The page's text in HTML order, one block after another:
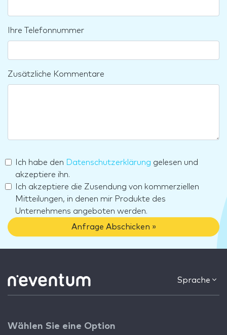
Ihre Telefonnummer
Zusätzliche Kommentare
Ich habe den Datenschutzerklärung gelesen und
akzeptiere ihn.
Ich akzeptiere die Zusendung von kommerziellen
Mitteilungen, in denen mir Produkte des
Unternehmens angeboten werden.
Anfrage Abschicken »
Sprache
Wählen Sie eine Option